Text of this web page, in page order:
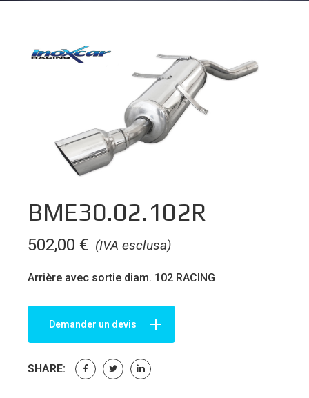
BME30.02.102R
(IVA esclusa)
502,00 €
Arrière avec sortie diam. 102 RACING
Demander un devis
SHARE: